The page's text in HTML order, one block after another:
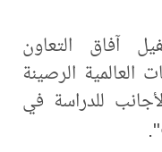
آفاق التعاون
العالمية الرصينة
للدراسة في